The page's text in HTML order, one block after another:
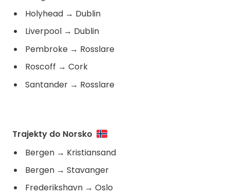
Holyhead → Dublin
Liverpool → Dublin
Pembroke → Rosslare
Roscoff → Cork
Santander → Rosslare
Trajekty do Norsko
Bergen → Kristiansand
Bergen → Stavanger
Frederikshavn → Oslo